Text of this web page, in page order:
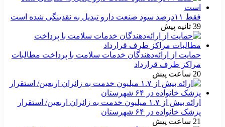
فقط ۱۱‌درصد سود صنعت دارو تبدیل به نقدینگی شده است
39 ثانیه پیش
حمایت از ارائه‌دهندگان خدمات سلامت با پرداخت مطالبات
مراکز طرف قرارداد
20 ساعت پیش
ارائه بیش از ۱.۷ میلیون خدمت به زائران اربعین/ استقرار
پزشک خانواده در ۶۴ شهرستان
21 ساعت پیش